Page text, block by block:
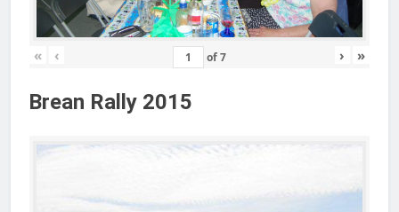
« ‹ of7 › »
Brean Rally 2015